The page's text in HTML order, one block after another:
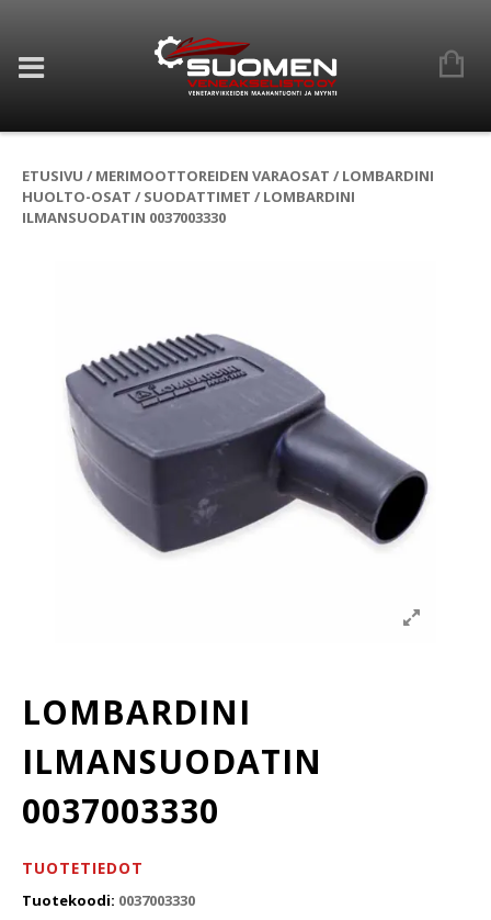
ETUSIVU / MERIMOOTTOREIDEN VARAOSAT / LOMBARDINI
HUOLTO-OSAT / SUODATTIMET / LOMBARDINI
ILMANSUODATIN 0037003330
LOMBARDINI
ILMANSUODATIN
0037003330
TUOTETIEDOT
Tuotekoodi: 0037003330